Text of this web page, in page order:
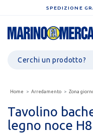
SPEDIZIONE
Home Arredamento Zona
Tavolino
legno noce